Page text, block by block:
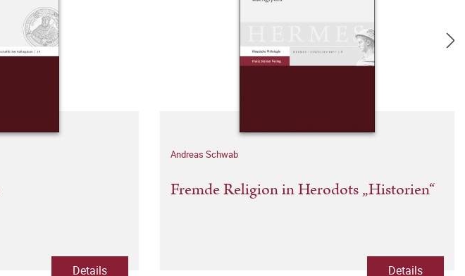
Details
Andreas Schwab
Fremde Religion in Herodots „Historien“
Details